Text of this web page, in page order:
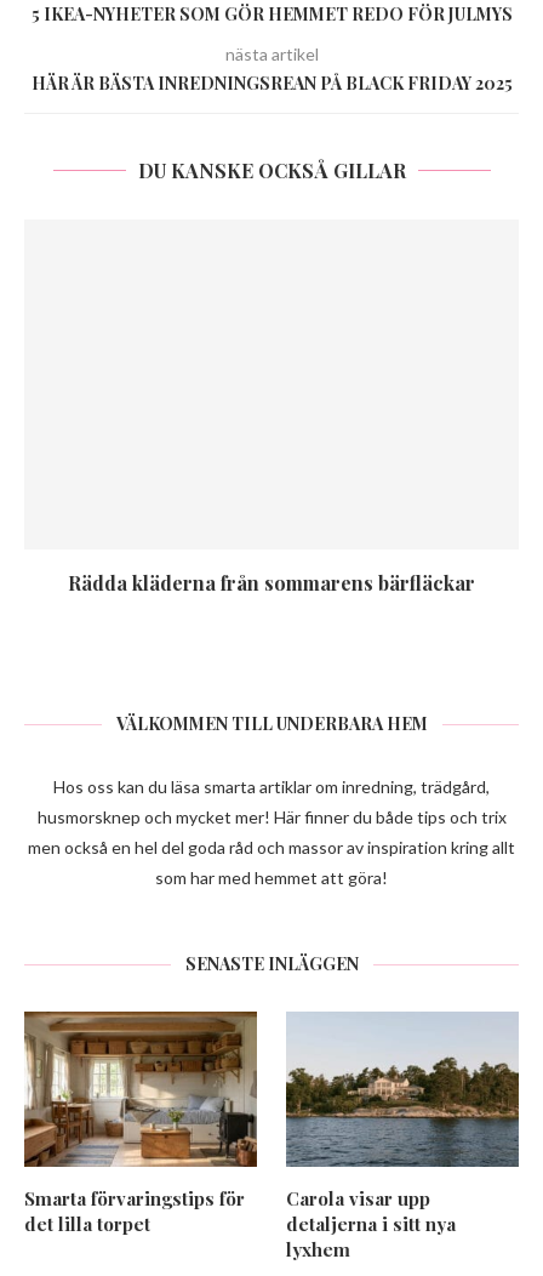
5 IKEA-NYHETER SOM GÖR HEMMET REDO FÖR JULMYS
nästa artikel
HÄR ÄR BÄSTA INREDNINGSREAN PÅ BLACK FRIDAY 2025
DU KANSKE OCKSÅ GILLAR
Rädda kläderna från sommarens bärfläckar
VÄLKOMMEN TILL UNDERBARA HEM
Hos oss kan du läsa smarta artiklar om inredning, trädgård,
husmorsknep och mycket mer! Här finner du både tips och trix
men också en hel del goda råd och massor av inspiration kring allt
som har med hemmet att göra!
SENASTE INLÄGGEN
Smarta förvaringstips för
det lilla torpet
Carola visar upp
detaljerna i sitt nya
lyxhem